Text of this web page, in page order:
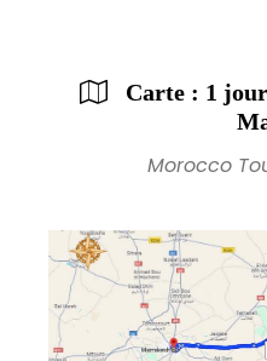
Carte : 1
Morocco